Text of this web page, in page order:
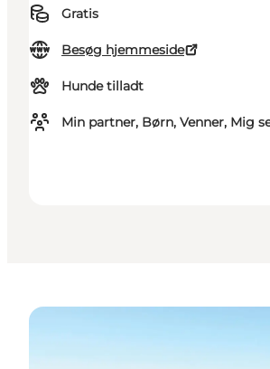
Gratis
Besøg hjemmeside
Hunde tilladt
Min partner, Børn, Venner, Mig